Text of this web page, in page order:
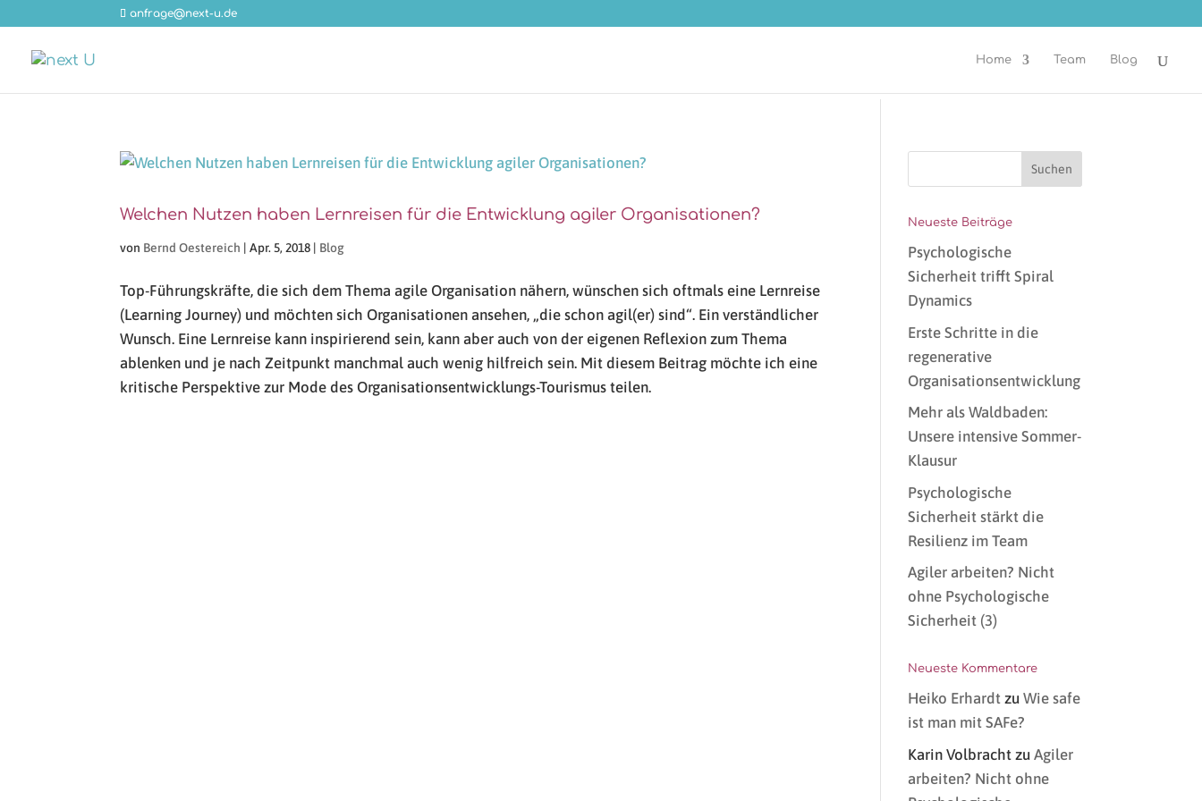
anfrage@next-u.de
Home Team Blog
Welchen Nutzen haben Lernreisen für die Entwicklung agiler Organisationen?
von Bernd Oestereich |Apr. 5, 2018 | Blog
Top-Führungskräfte, die sich dem Thema agile Organisation nähern, wünschen sich oftmals eine Lernreise
(Learning Journey) und möchten sich Organisationen ansehen, „die schon agil(er) sind“. Ein verständlicher
Wunsch. Eine Lernreise kann inspirierend sein, kann aber auch von der eigenen Reflexion zum Thema
ablenken und je nach Zeitpunkt manchmal auch wenig hilfreich sein. Mit diesem Beitrag möchte ich eine
kritische Perspektive zur Mode des Organisationsentwicklungs-Tourismus teilen.
Neueste Beiträge
Psychologische
Sicherheit trifft Spiral
Dynamics
Erste Schritte in die
regenerative
Organisationsentwicklung
Mehr als Waldbaden:
Unsere intensive Sommer-
Klausur
Psychologische
Sicherheit stärkt die
Resilienz im Team
Agiler arbeiten? Nicht
ohne Psychologische
Sicherheit (3)
Neueste Kommentare
Heiko Erhardt zuWie safe
ist man mit SAFe?
Karin Volbracht zuAgiler
arbeiten? Nicht ohne